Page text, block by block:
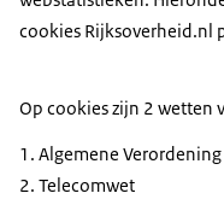
cookies Rijksoverheid.nl
Op cookies zijn 2 wetten
Algemene
Telecomwet